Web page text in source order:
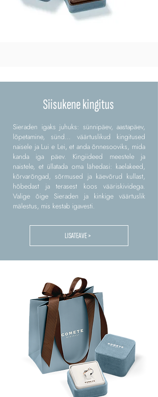
Siisukene kingitus
Sieraden igaks juhuks: sünnipäev, aastapäev,
lõpetamine, sünd... väärtuslikud kingitused
naisele ja Lui e Lei, et anda õnnesooviks, mida
kanda iga päev. Kingiideed meestele ja
naistele, et üllatada oma lähedasi: kaelakeed,
kõrvarõngad, sõrmused ja käevõrud kullast,
hõbedast ja terasest koos vääriskividega.
Valige õige Sieraden ja kinkige väärtuslik
mälestus, mis kestab igavesti.
LISATEAVE >